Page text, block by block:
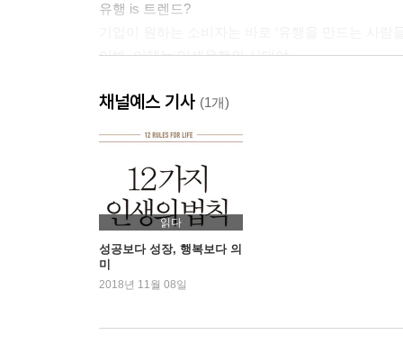
유행 is 트렌드?
이봐, 이제는 미세유행의 시대야
PART 1 미세유행, 그 시작은 보통 사람들
혼자라서 행복한 ‘1코노미 시대’
‘혼자 있고’ 싶지만, 그렇다고 ‘혼자이고’ 싶진 않아
분리되어 있지만 또한 함께하는 ‘세뮤니티 족’
PART 2 보통 사람들, 보통의 감성을 두드리다
거꾸로 가는 시계, ‘복고 열풍’
채널예스 기사 (1개)
읽다
성공보다 성장, 행복보다 의
미
2018년 11월 08일